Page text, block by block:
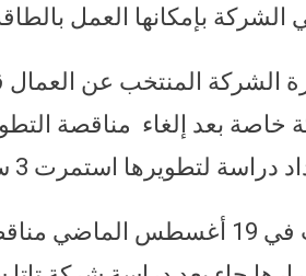
بإمكانها العمل
المنتخب عن العمال
خاصة بعد إلغاء مناقصة
لتطويرها استمرت 3 سنوات.
وألغت إدارة شركة الحديد و الصلب في